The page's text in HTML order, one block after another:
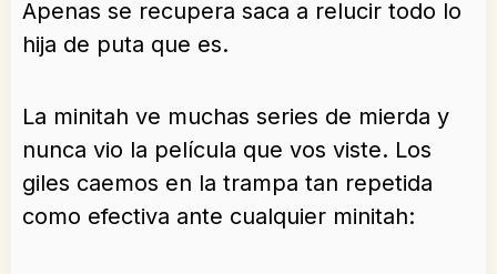
Apenas se recupera saca a relucir todo lo
hija de puta que es.
La minitah ve muchas series de mierda y
nunca vio la película que vos viste. Los
giles caemos en la trampa tan repetida
como efectiva ante cualquier minitah: